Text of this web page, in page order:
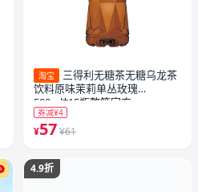
淘宝
三得利无糖茶无糖乌龙茶
饮料原味茉莉单丛玫瑰
500ml*15瓶整箱官方
券减¥4
¥57 ¥61
4.9折